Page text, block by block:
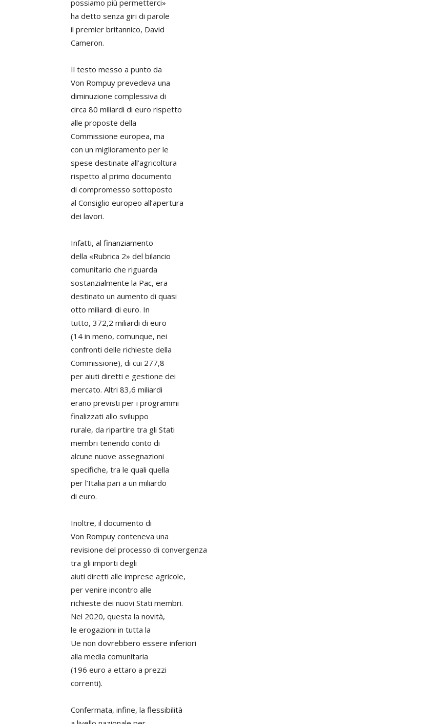
possiamo più permetterci»
ha detto senza giri di parole
il premier britannico, David
Cameron.
Il testo messo a punto da
Von Rompuy prevedeva una
diminuzione complessiva di
circa 80 miliardi di euro rispetto
alle proposte della
Commissione europea, ma
con un miglioramento per le
spese destinate all’agricoltura
rispetto al primo documento
di compromesso sottoposto
al Consiglio europeo all’apertura
dei lavori.
Infatti, al finanziamento
della «Rubrica 2» del bilancio
comunitario che riguarda
sostanzialmente la Pac, era
destinato un aumento di quasi
otto miliardi di euro. In
tutto, 372,2 miliardi di euro
(14 in meno, comunque, nei
confronti delle richieste della
Commissione), di cui 277,8
per aiuti diretti e gestione dei
mercato. Altri 83,6 miliardi
erano previsti per i programmi
finalizzati allo sviluppo
rurale, da ripartire tra gli Stati
membri tenendo conto di
alcune nuove assegnazioni
specifiche, tra le quali quella
per l’Italia pari a un miliardo
di euro.
Inoltre, il documento di
Von Rompuy conteneva una
revisione del processo di convergenza
tra gli importi degli
aiuti diretti alle imprese agricole,
per venire incontro alle
richieste dei nuovi Stati membri.
Nel 2020, questa la novità,
le erogazioni in tutta la
Ue non dovrebbero essere inferiori
alla media comunitaria
(196 euro a ettaro a prezzi
correnti).
Confermata, infine, la flessibilità